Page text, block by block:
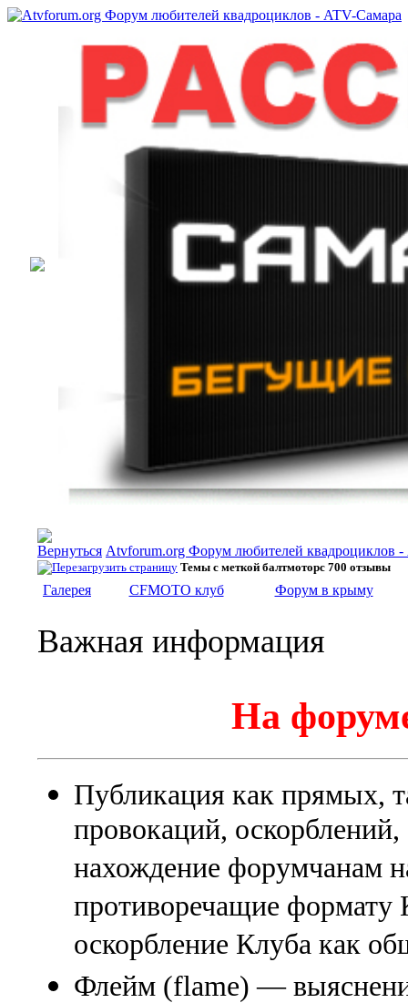
Atvforum.org Форум любителей квадроциклов
Темы с меткой балтмоторс 700 отзывы
Галерея CFMOTO клуб Форум в крыму
Важная информация
На
Публикация как прямых,
провокаций,
нахождение форумчанам
противоречащие формату
оскорбление Клуба как
Флейм (flame) —